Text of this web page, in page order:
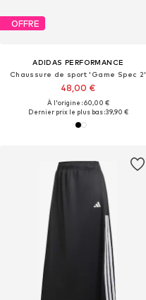
OFFRE
ADIDAS PERFORMANCE
Chaussure de sport 'Game Spec 2'
48,00 €
À l'origine : 60,00 €
Dernier prix le plus bas :39,90 €